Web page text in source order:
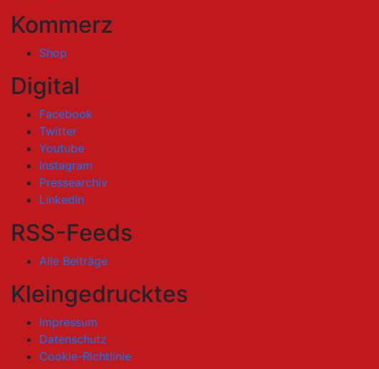
Kommerz
Shop
Digital
Facebook
Twitter
Youtube
Instagram
Pressearchiv
LinkedIn
RSS-Feeds
Alle Beiträge
Kleingedrucktes
Impressum
Datenschutz
Cookie-Richtlinie